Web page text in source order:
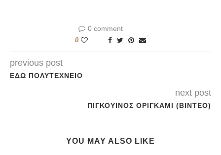
0 comment
0
previous post
ΕΔΏ ΠΟΛΥΤΕΧΝΕΊΟ
next post
ΠΙΓΚΟΥΊΝΟΣ ΟΡΙΓΚΆΜΙ (ΒΊΝΤΕΟ)
YOU MAY ALSO LIKE